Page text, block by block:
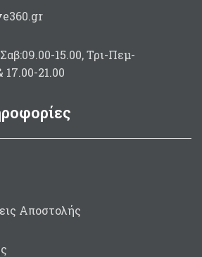
15.00, Τρι-Πεμ-
17.00-21.00
Αποστολής